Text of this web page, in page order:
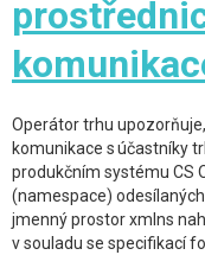
Operátor trhu
komunikace s účastníky
produkčním systému CS
(namespace)
jmenný prostor xmlns
v souladu se specifikací